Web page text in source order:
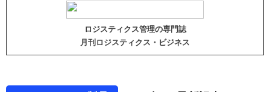
ロジスティクス管理の専門誌
月刊ロジスティクス・ビジネス